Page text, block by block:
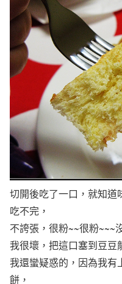
切開後吃了一口，就知道
吃不完，
不誇張，很粉~~很粉~~~
我很壞，把這口塞到豆豆
我還蠻疑惑的，因為我有
餅，